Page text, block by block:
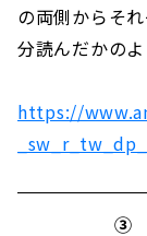
の両側からそ
分読んだかの
https://
③